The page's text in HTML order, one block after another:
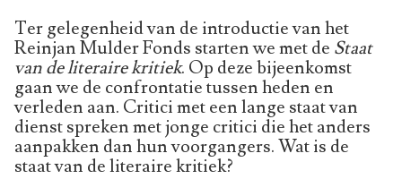
Ter gelegenheid van de introductie van het
Reinjan Mulder Fonds starten we met de Staat
van de literaire kritiek. Op deze bijeenkomst
gaan we de confrontatie tussen heden en
verleden aan. Critici met een lange staat van
dienst spreken met jonge critici die het anders
aanpakken dan hun voorgangers. Wat is de
staat van de literaire kritiek?